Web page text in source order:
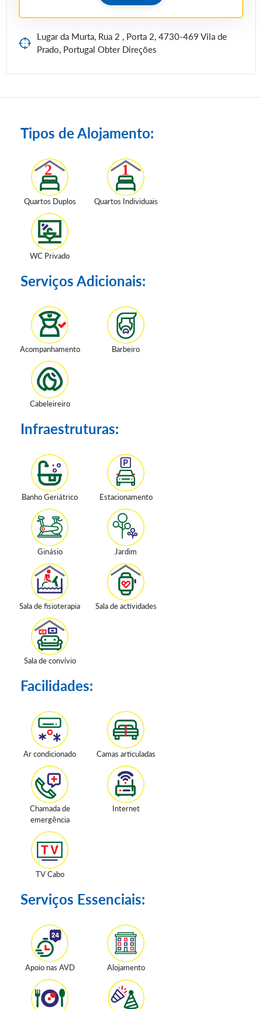
Lugar da Murta, Rua 2 , Porta 2, 4730-469 Vila de
Prado, Portugal Obter Direções
Tipos de Alojamento:
Quartos Duplos Quartos Individuais
WC Privado
Serviços Adicionais:
Acompanhamento Barbeiro
Cabeleireiro
Infraestruturas:
Banho Geriátrico Estacionamento
Ginásio Jardim
Sala de fisioterapia Sala de actividades
Sala de convívio
Facilidades:
Ar condicionado Camas articuladas
Chamada de
emergência
Internet
TV Cabo
Serviços Essenciais:
Apoio nas AVD Alojamento